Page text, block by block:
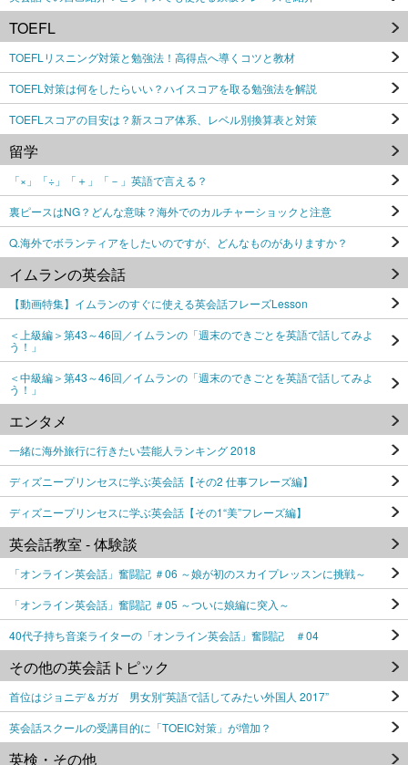
TOEFL
TOEFLリスニング対策と勉強法！高得点へ導くコツと教材
TOEFL対策は何をしたらいい？ハイスコアを取る勉強法を解説
TOEFLスコアの目安は？新スコア体系、レベル別換算表と対策
留学
「×」「÷」「＋」「－」英語で言える？
裏ピースはNG？どんな意味？海外でのカルチャーショックと注意
Q.海外でボランティアをしたいのですが、どんなものがありますか？
イムランの英会話
【動画特集】イムランのすぐに使える英会話フレーズLesson
＜上級編＞第43～46回／イムランの「週末のできごとを英語で話してみよ
う！」
＜中級編＞第43～46回／イムランの「週末のできごとを英語で話してみよ
う！」
エンタメ
一緒に海外旅行に行きたい芸能人ランキング 2018
ディズニープリンセスに学ぶ英会話【その2 仕事フレーズ編】
ディズニープリンセスに学ぶ英会話【その1“美”フレーズ編】
英会話教室 - 体験談
「オンライン英会話」奮闘記 ＃06 ～娘が初のスカイプレッスンに挑戦～
「オンライン英会話」奮闘記 ＃05 ～ついに娘編に突入～
40代子持ち音楽ライターの「オンライン英会話」奮闘記 ＃04
その他の英会話トピック
首位はジョニデ＆ガガ 男女別“英語で話してみたい外国人 2017”
英会話スクールの受講目的に「TOEIC対策」が増加？
英検・その他